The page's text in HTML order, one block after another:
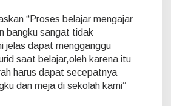
t
a
i
“Proses belajar mengajar
bangku sangat tidak
jelas dapat mengganggu
saat belajar,oleh karena itu
harus dapat secepatnya
dan meja di sekolah kami”